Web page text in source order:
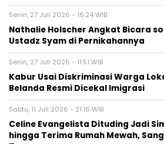
Senin, 27 Juli 2026 - 16:24 WIB
Nathalie Holscher Angkat Bicara
Ustadz Syam di Pernikahannya
Senin, 27 Juli 2026 - 11:51 WIB
Kabur Usai Diskriminasi Warga
Belanda Resmi Dicekal Imigrasi
Sabtu, 11 Juli 2026 - 21:16 WIB
Celine Evangelista Dituding Jadi
hingga Terima Rumah Mewah,